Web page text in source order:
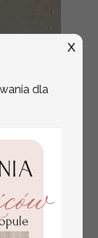
dla
X